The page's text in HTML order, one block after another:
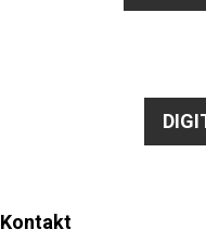
Kontakt